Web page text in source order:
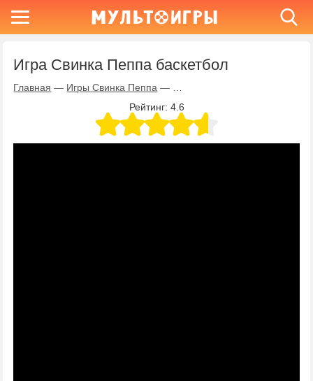
Игра Свинка Пеппа баскетбол
Главная — Игры Свинка Пеппа —
Рейтинг: 4.6